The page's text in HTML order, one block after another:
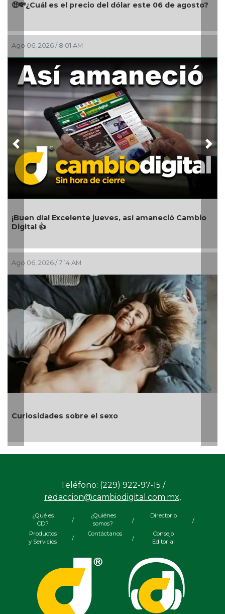
es el precio del dólar este 06 de agosto?
06, 2026 / 8:01 AM
día! Excelente jueves, así amaneció Cambio
👍
06, 2026 / 7:14 AM
sobre el sexo
Día
Previous
Teléfono: (229) 922-97-15 /
redaccion@cambiodigital.com.mx,
¿Qué es
CD?
/
¿Quiénes
somos?
/
Directorio
/
Productos
y Servicios
/
Contáctanos
/
Consejo
Editorial